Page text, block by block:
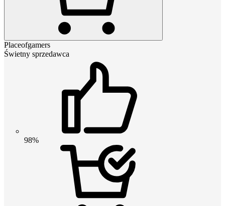
Placeofgamers
Świetny sprzedawca
98%